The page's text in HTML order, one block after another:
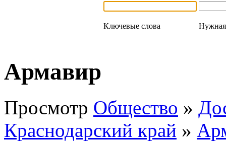
Ключевые слова Нужная
Армавир
Просмотр Общество »
Краснодарский край »